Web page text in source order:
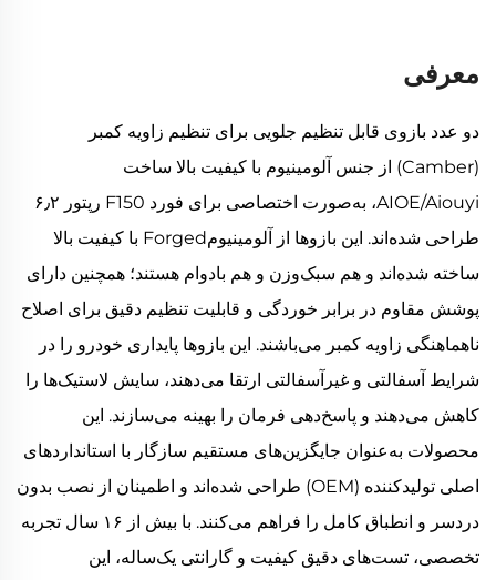
معرفی
دو عدد بازوی قابل تنظیم جلویی برای تنظیم زاویه کمبر
(Camber) از جنس آلومینیوم با کیفیت بالا ساخت
AIOE/Aiouyi، به‌صورت اختصاصی برای فورد F150 رپتور ۶٫۲
طراحی شده‌اند. این بازوها از آلومینیومForged با کیفیت بالا
ساخته شده‌اند و هم سبک‌وزن و هم بادوام هستند؛ همچنین دارای
پوشش مقاوم در برابر خوردگی و قابلیت تنظیم دقیق برای اصلاح
ناهماهنگی زاویه کمبر می‌باشند. این بازوها پایداری خودرو را در
شرایط آسفالتی و غیرآسفالتی ارتقا می‌دهند، سایش لاستیک‌ها را
کاهش می‌دهند و پاسخ‌دهی فرمان را بهینه می‌سازند. این
محصولات به‌عنوان جایگزین‌های مستقیم سازگار با استانداردهای
اصلی تولیدکننده (OEM) طراحی شده‌اند و اطمینان از نصب بدون
دردسر و انطباق کامل را فراهم می‌کنند. با بیش از ۱۶ سال تجربه
تخصصی، تست‌های دقیق کیفیت و گارانتی یک‌ساله، این